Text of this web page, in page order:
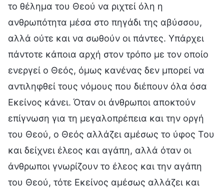
το θέλημα του Θεού να ριχτεί όλη η
ανθρωπότητα μέσα στο πηγάδι της αβύσσου,
αλλά ούτε και να σωθούν οι πάντες. Υπάρχει
πάντοτε κάποια αρχή στον τρόπο με τον οποίο
ενεργεί ο Θεός, όμως κανένας δεν μπορεί να
αντιληφθεί τους νόμους που διέπουν όλα όσα
Εκείνος κάνει. Όταν οι άνθρωποι αποκτούν
επίγνωση για τη μεγαλοπρέπεια και την οργή
του Θεού, ο Θεός αλλάζει αμέσως το ύφος Του
και δείχνει έλεος και αγάπη, αλλά όταν οι
άνθρωποι γνωρίζουν το έλεος και την αγάπη
του Θεού, τότε Εκείνος αμέσως αλλάζει και